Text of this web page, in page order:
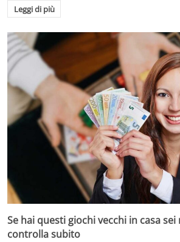
Leggi di più
Se hai questi giochi vecchi in casa
controlla subito